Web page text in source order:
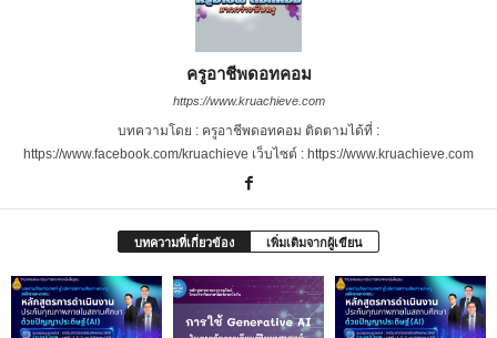
ครูอาชีพดอทคอม
https://www.kruachieve.com
บทความโดย : ครูอาชีพดอทคอม ติดตามได้ที่ :
https://www.facebook.com/kruachieve เว็บไซต์ : https://www.kruachieve.com
บทความที่เกี่ยวข้อง เพิ่มเติมจากผู้เขียน